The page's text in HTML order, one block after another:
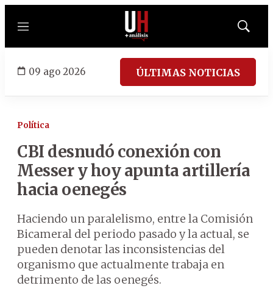
Menú
Mostrar
09 ago 2026 ÚLTIMAS NOTICIAS
Política
CBI desnudó conexión con
Messer y hoy apunta artillería
hacia oenegés
Haciendo un paralelismo, entre la Comisión
Bicameral del periodo pasado y la actual, se
pueden denotar las inconsistencias del
organismo que actualmente trabaja en
detrimento de las oenegés.